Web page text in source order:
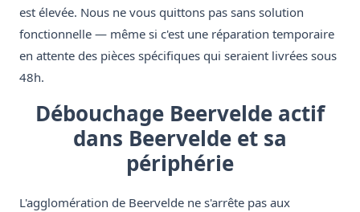
est élevée. Nous ne vous quittons pas sans solution
fonctionnelle — même si c'est une réparation temporaire
en attente des pièces spécifiques qui seraient livrées sous
48h.
Débouchage Beervelde actif
dans Beervelde et sa
périphérie
L'agglomération de Beervelde ne s'arrête pas aux